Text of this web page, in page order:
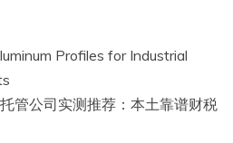
Profiles for Industrial
管公司实测推荐：本土靠谱财税